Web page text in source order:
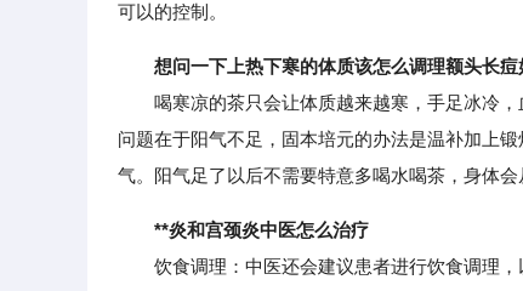
可以的控制。
想问一下上热下寒的体质该怎么调理额头长
喝寒凉的茶只会让体质越来越寒，手足冰冷，
问题在于阳气不足，固本培元的办法是温补加上
气。阳气足了以后不需要特意多喝水喝茶，身体会
**炎和宫颈炎中医怎么治疗
饮食调理：中医还会建议患者进行饮食调理，